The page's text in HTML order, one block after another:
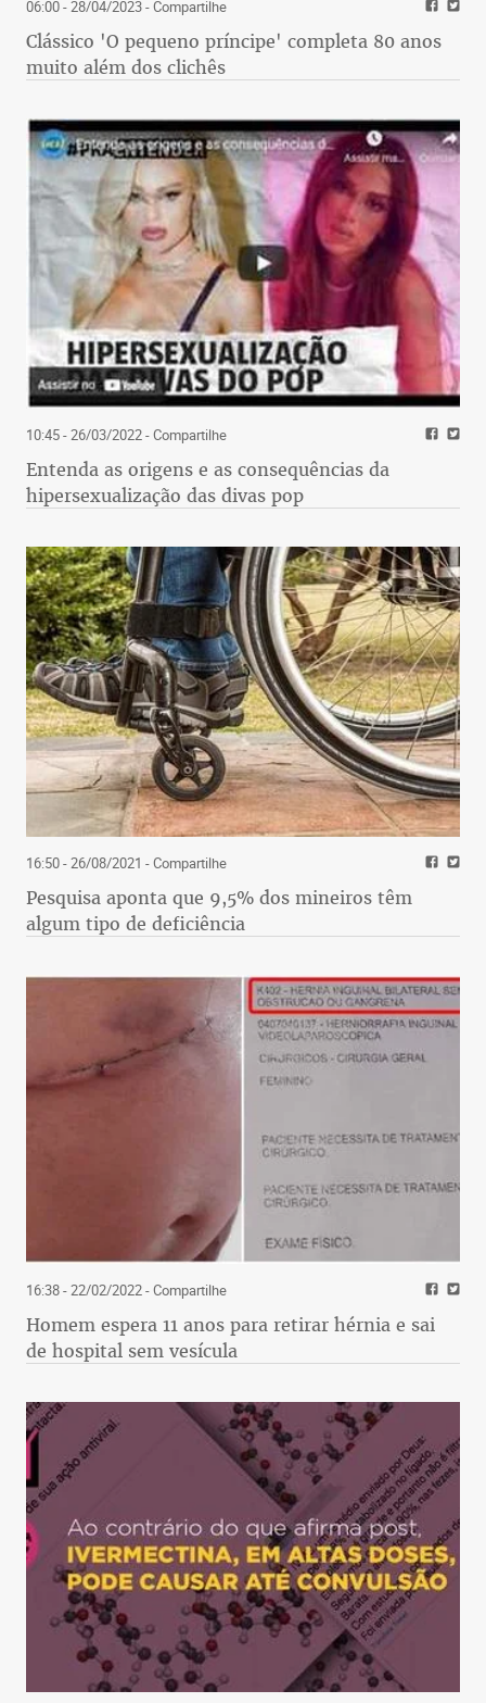
06:00 - 28/04/2023- Compartilhe
Clássico 'O pequeno príncipe' completa 80 anos
muito além dos clichês
10:45 - 26/03/2022- Compartilhe
Entenda as origens e as consequências da
hipersexualização das divas pop
16:50 - 26/08/2021 - Compartilhe
Pesquisa aponta que 9,5% dos mineiros têm
algum tipo de deficiência
16:38 - 22/02/2022- Compartilhe
Homem espera 11 anos para retirar hérnia e sai
de hospital sem vesícula